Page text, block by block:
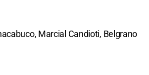
Marcial Candioti, Belgrano